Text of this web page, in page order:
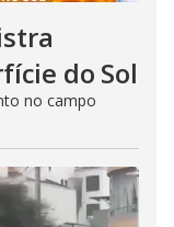
do Sol
no campo